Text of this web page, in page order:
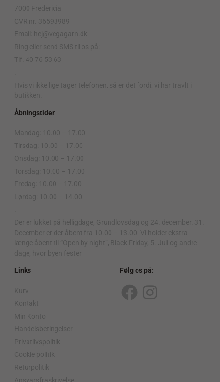
7000 Fredericia
CVR nr. 36593989
Email: hej@vegagarn.dk
Ring eller send SMS til os på:
Tlf. 40 76 53 63
Hvis vi ikke lige tager telefonen, så er det fordi, vi har travlt i
butikken.
Åbningstider
Mandag: 10.00 – 17.00
Tirsdag: 10.00 – 17.00
Onsdag: 10.00 – 17.00
Torsdag: 10.00 – 17.00
Fredag: 10.00 – 17.00
Lørdag: 10.00 – 14.00
Der er lukket på helligdage, Grundlovsdag og 24. december. 31.
December er der åbent fra 10.00 – 13.00. Vi holder ekstra
længe åbent til “Open by night”, Black Friday, 5. Juli og andre
dage, hvor byen fester.
Links
Kurv
Kontakt
Min Konto
Handelsbetingelser
Privatlivspolitik
Cookie politik
Returpolitik
Ansvarsfraskrivelse
Følg os på:
F
I